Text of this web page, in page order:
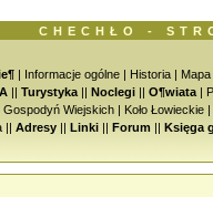
CHECHŁO -
| Informacje ogólne | Historia | Mapa
|| Turystyka || Noclegi || O¶wiata |
Gospodyń Wiejskich | Koło Łowieckie |
|| Adresy || Linki || Forum || Księga